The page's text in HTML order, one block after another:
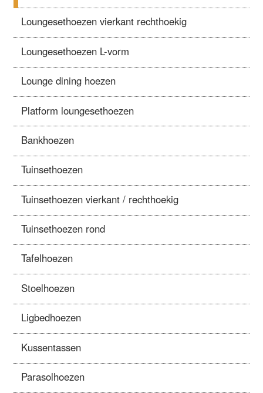
Loungesethoezen vierkant rechthoekig
Loungesethoezen L-vorm
Lounge dining hoezen
Platform loungesethoezen
Bankhoezen
Tuinsethoezen
Tuinsethoezen vierkant / rechthoekig
Tuinsethoezen rond
Tafelhoezen
Stoelhoezen
Ligbedhoezen
Kussentassen
Parasolhoezen